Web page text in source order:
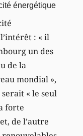
énergétique
: « il
un des
de la
mondial »,
« le seul
forte
de l’autre